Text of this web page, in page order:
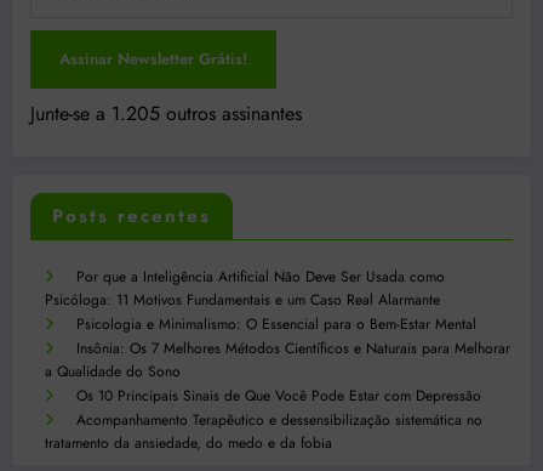
Assinar Newsletter Grátis!
Junte-se a 1.205 outros assinantes
Posts recentes
Por que a Inteligência Artificial Não Deve Ser Usada como
Psicóloga: 11 Motivos Fundamentais e um Caso Real Alarmante
Psicologia e Minimalismo: O Essencial para o Bem-Estar Mental
Insônia: Os 7 Melhores Métodos Científicos e Naturais para Melhorar
a Qualidade do Sono
Os 10 Principais Sinais de Que Você Pode Estar com Depressão
Acompanhamento Terapêutico e dessensibilização sistemática no
tratamento da ansiedade, do medo e da fobia